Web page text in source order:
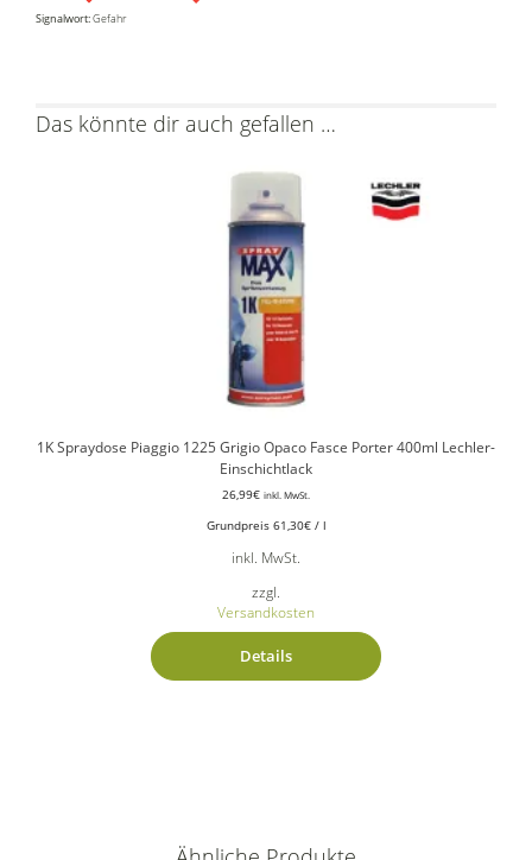
Signalwort:Gefahr
Das könnte dir auch gefallen …
1K Spraydose Piaggio 1225 Grigio Opaco Fasce Porter 400ml Lechler-
Einschichtlack
26,99€ inkl. MwSt.
Grundpreis 61,30€/ l
inkl. MwSt.
zzgl.
Versandkosten
Details